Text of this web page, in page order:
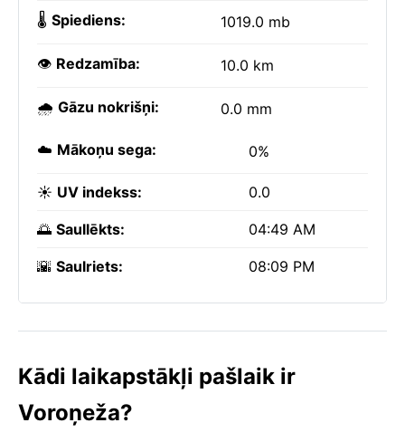
🌡️ Spiediens: 1019.0 mb
👁️ Redzamība: 10.0 km
🌧️ Gāzu nokrišņi: 0.0 mm
☁️ Mākoņu sega: 0%
☀️ UV indekss: 0.0
🌅 Saullēkts: 04:49 AM
🌇 Saulriets: 08:09 PM
Kādi laikapstākļi pašlaik ir
Voroņeža?